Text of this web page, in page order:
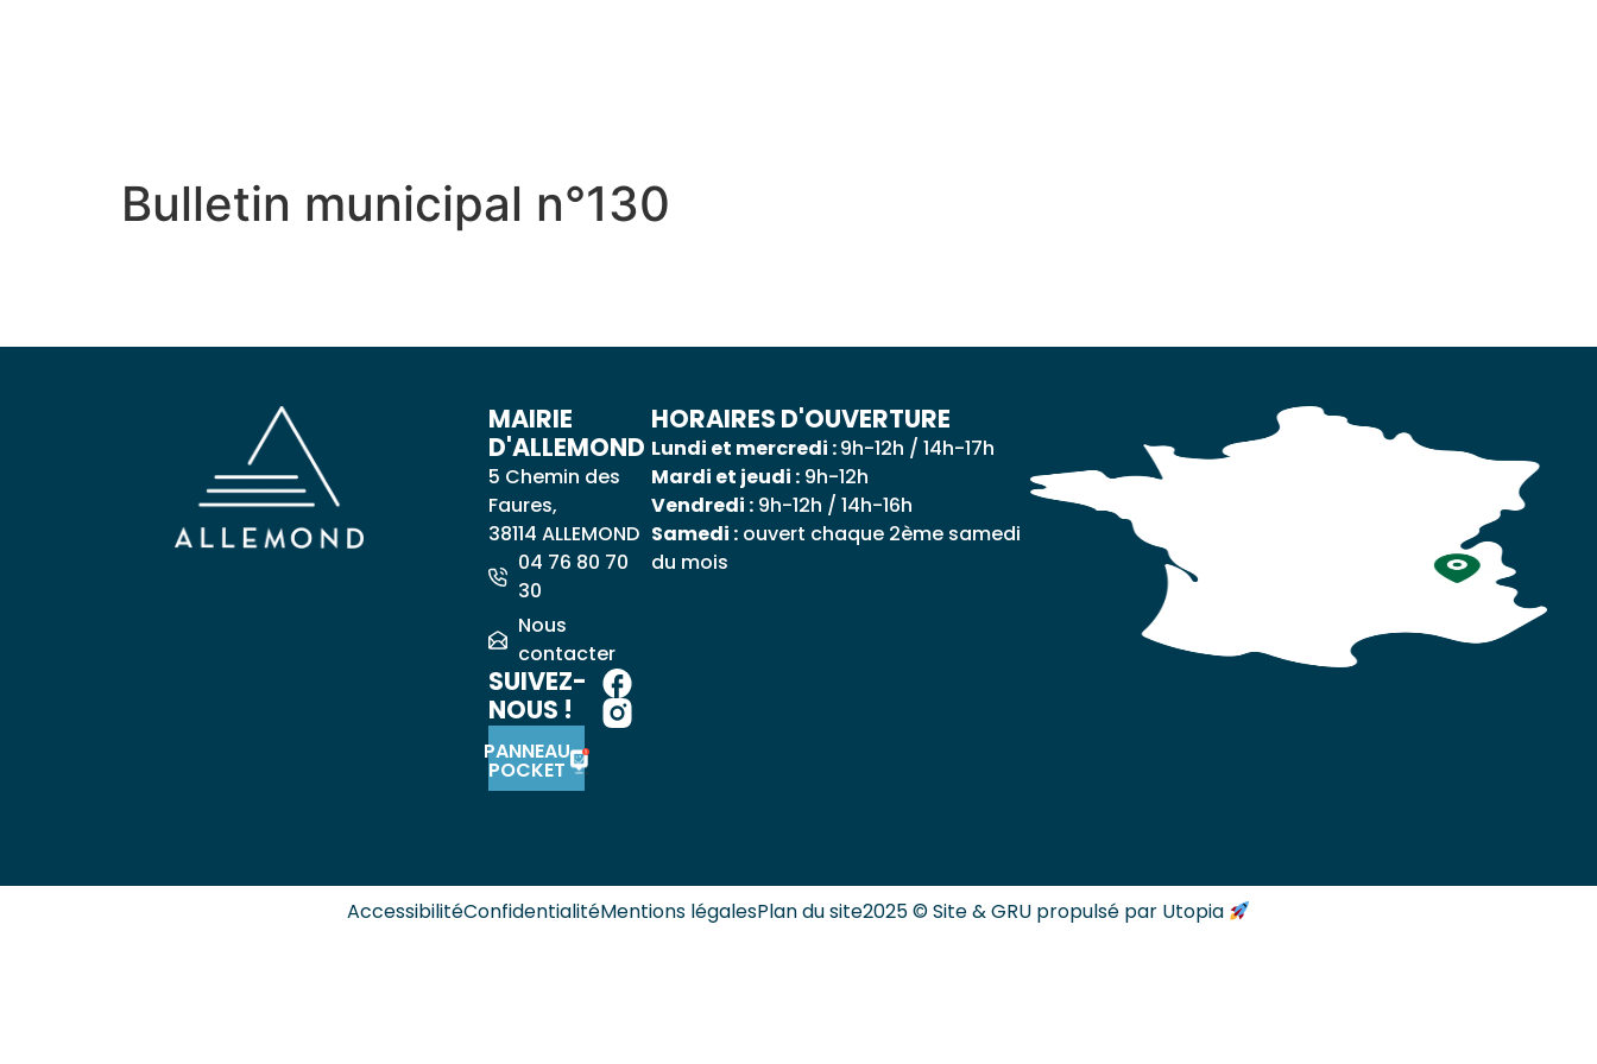
Bulletin municipal n°130
MAIRIE
D'ALLEMOND
5 Chemin des
Faures,
38114 ALLEMOND
04 76 80 70
30
Nous
contacter
SUIVEZ-
NOUS !
PANNEAU
POCKET
HORAIRES D'OUVERTURE
Lundi et mercredi :9h-12h / 14h-17h
Mardi et jeudi :9h-12h
Vendredi :9h-12h / 14h-16h
Samedi :ouvert chaque 2ème samedi
du mois
AccessibilitéConfidentialitéMentions légalesPlan du site2025 © Site & GRU propulsé par Utopia